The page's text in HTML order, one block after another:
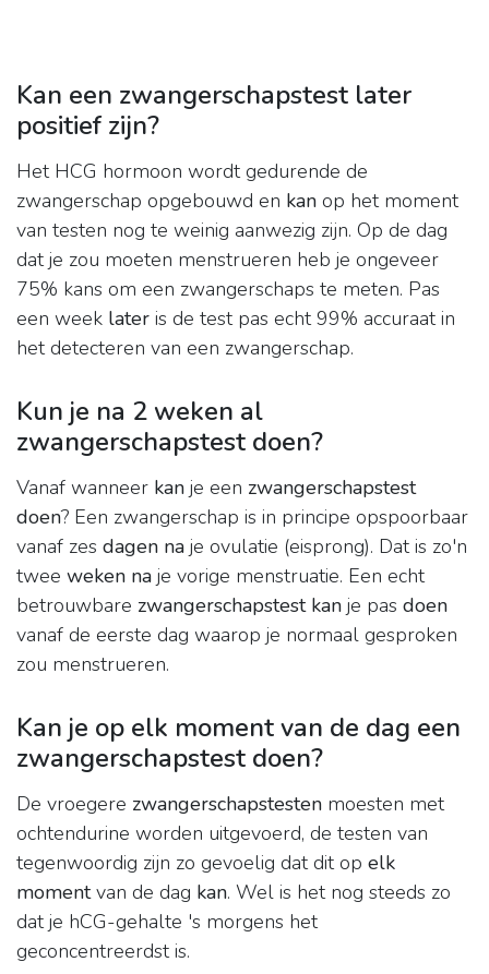
Kan een zwangerschapstest later
positief zijn?
Het HCG hormoon wordt gedurende de
zwangerschap opgebouwd en kan op het moment
van testen nog te weinig aanwezig zijn. Op de dag
dat je zou moeten menstrueren heb je ongeveer
75% kans om een zwangerschaps te meten. Pas
een week later is de test pas echt 99% accuraat in
het detecteren van een zwangerschap.
Kun je na 2 weken al
zwangerschapstest doen?
Vanaf wanneer kan je een zwangerschapstest
doen? Een zwangerschap is in principe opspoorbaar
vanaf zes dagen na je ovulatie (eisprong). Dat is zo'n
twee weken na je vorige menstruatie. Een echt
betrouwbare zwangerschapstest kan je pas doen
vanaf de eerste dag waarop je normaal gesproken
zou menstrueren.
Kan je op elk moment van de dag een
zwangerschapstest doen?
De vroegere zwangerschapstesten moesten met
ochtendurine worden uitgevoerd, de testen van
tegenwoordig zijn zo gevoelig dat dit op elk
momentvan de dag kan. Wel is het nog steeds zo
dat je hCG-gehalte 's morgens het
geconcentreerdst is.